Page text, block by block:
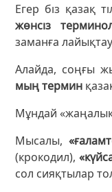
Егер біз қазақ
жөнсіз
заманға
Алайда, соңғы
мың термин
Мұндай
Мысалы,
(крокодил),
сол сияқтылар